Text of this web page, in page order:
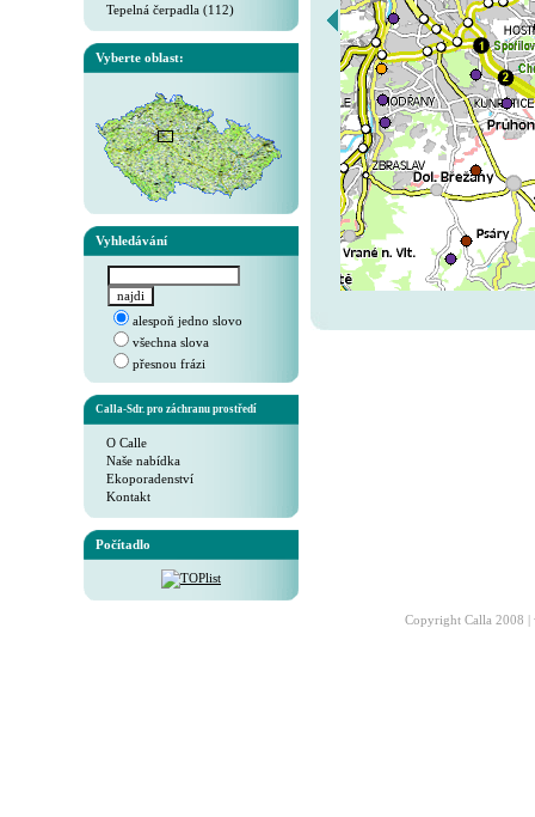
Tepelná čerpadla (112)
Vyberte oblast:
Vyhledávání
alespoň jedno slovo
všechna slova
přesnou frázi
Calla-Sdr. pro záchranu prostředí
O Calle
Naše nabídka
Ekoporadenství
Kontakt
Počítadlo
Copyright Calla 2008 |